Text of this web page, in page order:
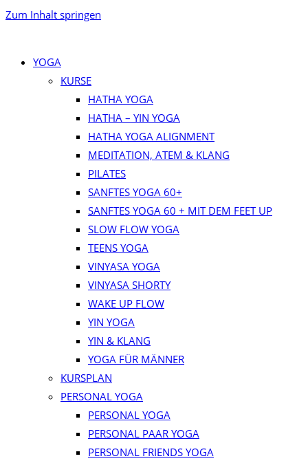
Zum Inhalt springen
YOGA
KURSE
HATHA YOGA
HATHA – YIN YOGA
HATHA YOGA ALIGNMENT
MEDITATION, ATEM & KLANG
PILATES
SANFTES YOGA 60+
SANFTES YOGA 60 + MIT DEM FEET UP
SLOW FLOW YOGA
TEENS YOGA
VINYASA YOGA
VINYASA SHORTY
WAKE UP FLOW
YIN YOGA
YIN & KLANG
YOGA FÜR MÄNNER
KURSPLAN
PERSONAL YOGA
PERSONAL YOGA
PERSONAL PAAR YOGA
PERSONAL FRIENDS YOGA